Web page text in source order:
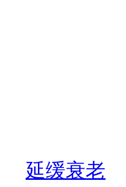
延缓衰老